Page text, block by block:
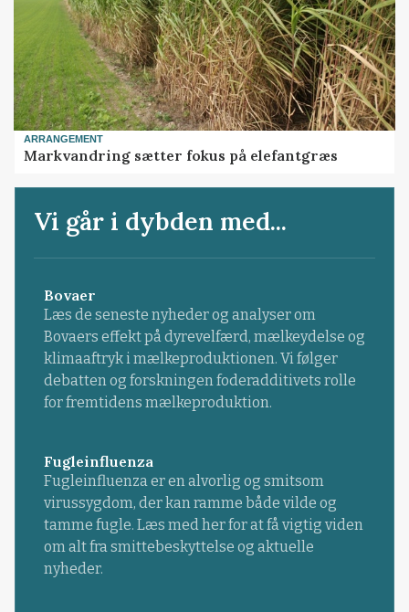
ARRANGEMENT
Markvandring sætter fokus på elefantgræs
Vi går i dybden med...
Bovaer
Læs de seneste nyheder og analyser om
Bovaers effekt på dyrevelfærd, mælkeydelse og
klimaaftryk i mælkeproduktionen. Vi følger
debatten og forskningen foderadditivets rolle
for fremtidens mælkeproduktion.
Fugleinfluenza
Fugleinfluenza er en alvorlig og smitsom
virussygdom, der kan ramme både vilde og
tamme fugle. Læs med her for at få vigtig viden
om alt fra smittebeskyttelse og aktuelle
nyheder.